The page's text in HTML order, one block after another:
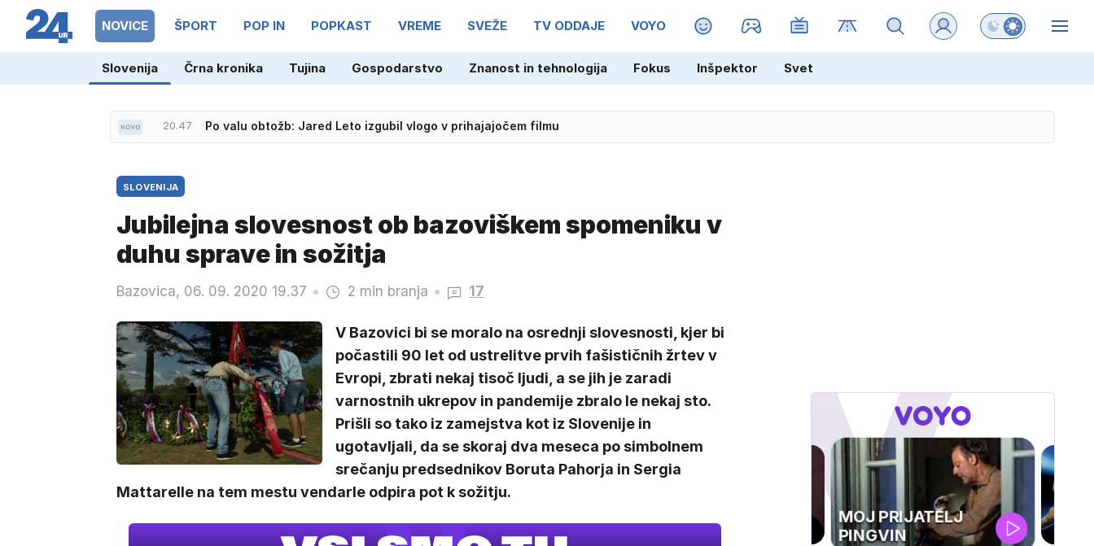
NOVICE ŠPORT POP IN POPKAST VREME SVEŽE TV ODDAJE VOYO MAGAZIN Preklopi barvni
Slovenija Črna kronika Tujina Gospodarstvo Znanost in tehnologija Fokus Inšpektor Svet
20.47 Po valu obtožb: Jared Leto izgubil vlogo v prihajajočem filmu
SLOVENIJA
Jubilejna slovesnost ob bazoviškem spomeniku v
duhu sprave in sožitja
Bazovica, 06. 09. 2020 19.37 2 min branja 17
V Bazovici bi se moralo na osrednji slovesnosti, kjer bi
počastili 90 let od ustrelitve prvih fašističnih žrtev v
Evropi, zbrati nekaj tisoč ljudi, a se jih je zaradi
varnostnih ukrepov in pandemije zbralo le nekaj sto.
Prišli so tako iz zamejstva kot iz Slovenije in
ugotavljali, da se skoraj dva meseca po simbolnem
srečanju predsednikov Boruta Pahorja in Sergia
Mattarelle na tem mestu vendarle odpira pot k sožitju.
UEFA
SUPERPOKAL